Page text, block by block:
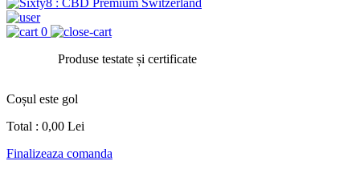
0
Produse testate și certificate
Coșul este gol
Total : 0,00 Lei
Finalizeaza comanda